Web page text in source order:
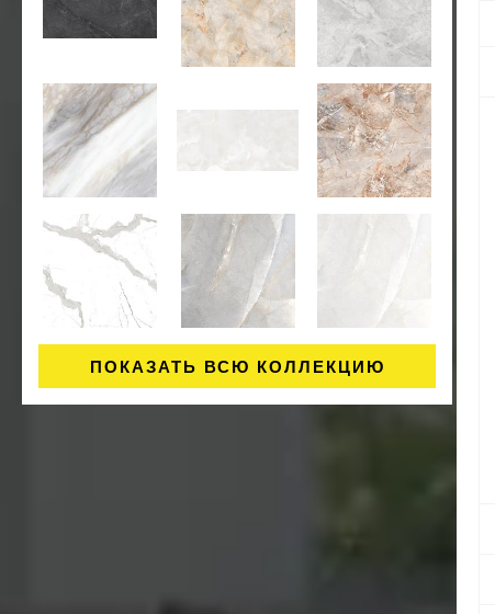
ПОКАЗАТЬ ВСЮ КОЛЛЕКЦИЮ